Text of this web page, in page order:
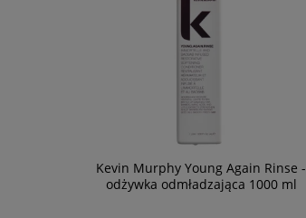
Kevin Murphy Young Again Rinse -
odżywka odmładzająca 1000 ml